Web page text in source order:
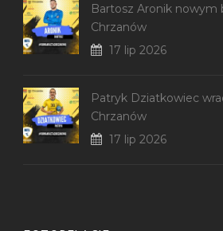
Bartosz Aronik nowym
Chrzanów
17 lip 2026
Patryk Dziatkowiec
Chrzanów
17 lip 2026